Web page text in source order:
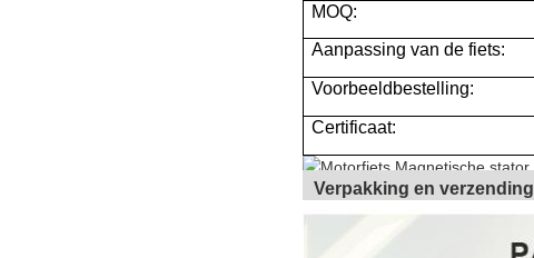
MOQ:
Aanpassing van de fiets:
Voorbeeldbestelling:
Certificaat:
Verpakking en verzending